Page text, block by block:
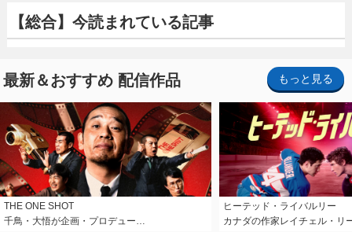
【総合】今読まれている記事
最新＆おすすめ 配信作品 もっと見る
THE ONE SHOT
千鳥・大悟が企画・プロデュー…
ヒーテッド・ライバルリー
カナダの作家レイチェル・リ